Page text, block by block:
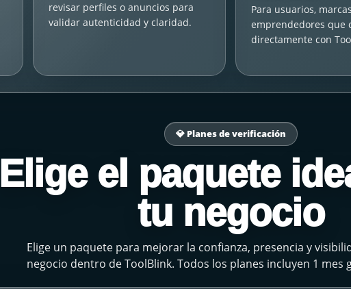
revisar perfiles o anuncios para
validar autenticidad y claridad.
Para usuarios,
emprendedores que
directamente con
💎 Planes de verificación
Elige el paquete
tu negocio
Elige un paquete para mejorar la confianza, presencia y
negocio dentro de ToolBlink. Todos los planes incluyen 1 mes